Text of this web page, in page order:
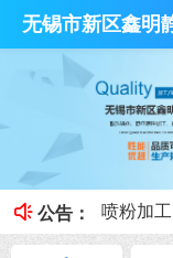
无锡市新区鑫明
公告：
抛丸技